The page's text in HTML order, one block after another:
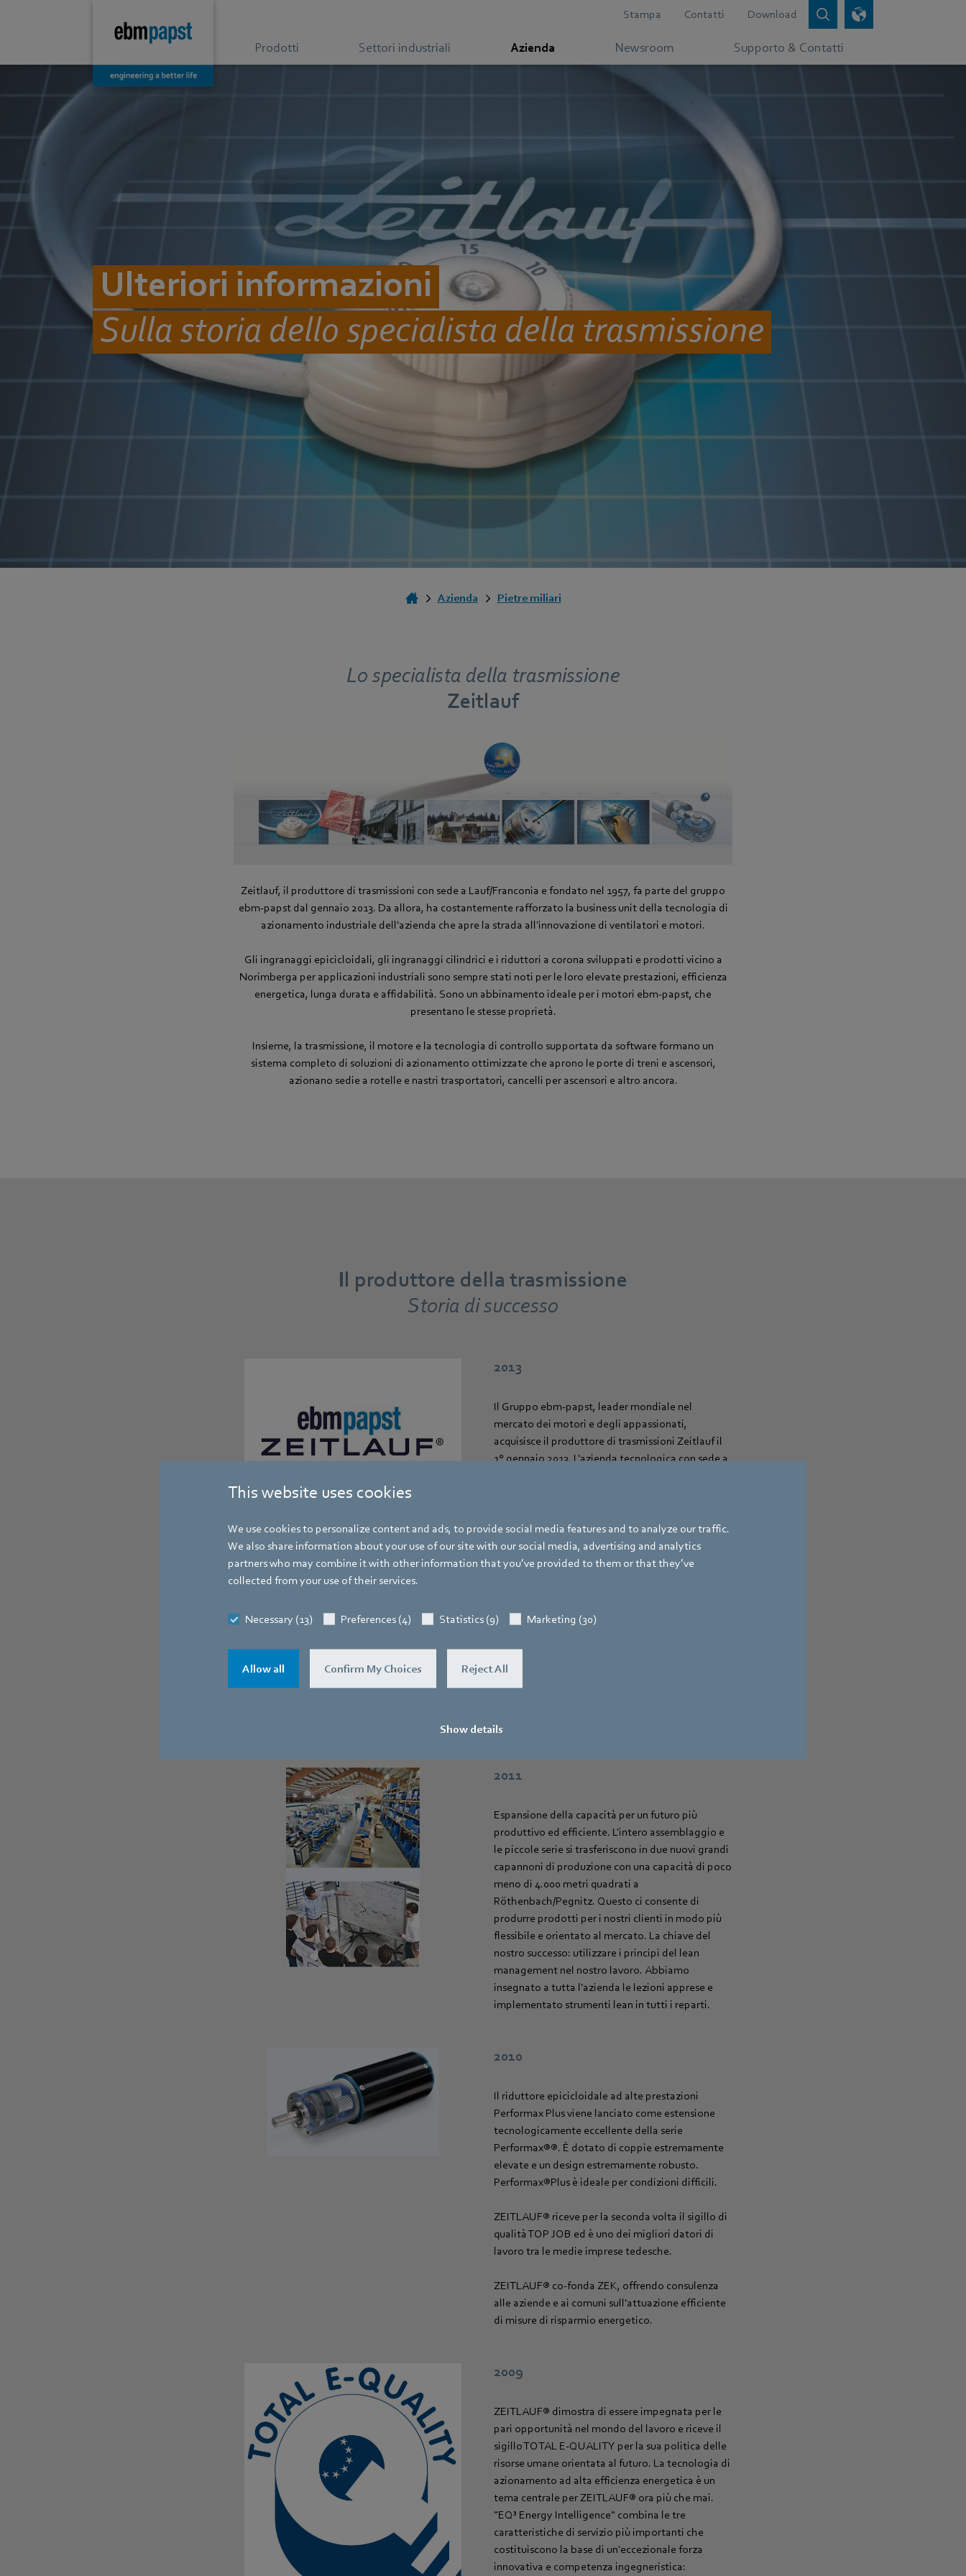
This website uses cookies
We use cookies to personalize content and ads, to provide social media features and to analyze our traffic.
We also share information about your use of our site with our social media, advertising and analytics
partners who may combine it with other information that you’ve provided to them or that they’ve
collected from your use of their services.
Necessary (13) Preferences (4) Statistics (9) Marketing (30)
Allow all Confirm My Choices Reject All
Show details
Stampa Contatti Download
Prodotti Settori industriali Azienda Newsroom Supporto & Contatti
Ulteriori informazioni
Sulla storia dello specialista della trasmissione
Azienda Pietre miliari
Lo specialista della trasmissione
Zeitlauf
Zeitlauf, il produttore di trasmissioni con sede a Lauf/Franconia e fondato nel 1957, fa parte del gruppo
ebm-papst dal gennaio 2013. Da allora, ha costantemente rafforzato la business unit della tecnologia di
azionamento industriale dell'azienda che apre la strada all'innovazione di ventilatori e motori.
Gli ingranaggi epicicloidali, gli ingranaggi cilindrici e i riduttori a corona sviluppati e prodotti vicino a
Norimberga per applicazioni industriali sono sempre stati noti per le loro elevate prestazioni, efficienza
energetica, lunga durata e affidabilità. Sono un abbinamento ideale per i motori ebm-papst, che
presentano le stesse proprietà.
Insieme, la trasmissione, il motore e la tecnologia di controllo supportata da software formano un
sistema completo di soluzioni di azionamento ottimizzate che aprono le porte di treni e ascensori,
azionano sedie a rotelle e nastri trasportatori, cancelli per ascensori e altro ancora.
Il produttore della trasmissione
Storia di successo
2013
Il Gruppo ebm-papst, leader mondiale nel
mercato dei motori e degli appassionati,
acquisisce il produttore di trasmissioni Zeitlauf il
1° gennaio 2013. L'azienda tecnologica con sede a
2012
di Kunshan, Cina. Il nostro obiettivo principale in
nei nostri settori target. Lanciamo
EtaCrown®Plus, la combinazione intelligente
ingranaggi epicicloidali.
2011
Espansione della capacità per un futuro più
produttivo ed efficiente. L'intero assemblaggio e
le piccole serie si trasferiscono in due nuovi grandi
capannoni di produzione con una capacità di poco
meno di 4.000 metri quadrati a
Röthenbach/Pegnitz. Questo ci consente di
produrre prodotti per i nostri clienti in modo più
flessibile e orientato al mercato. La chiave del
nostro successo: utilizzare i principi del lean
management nel nostro lavoro. Abbiamo
insegnato a tutta l'azienda le lezioni apprese e
implementato strumenti lean in tutti i reparti.
2010
Il riduttore epicicloidale ad alte prestazioni
Performax Plus viene lanciato come estensione
tecnologicamente eccellente della serie
Performax®®. È dotato di coppie estremamente
elevate e un design estremamente robusto.
Performax®Plus è ideale per condizioni difficili.
ZEITLAUF® riceve per la seconda volta il sigillo di
qualità TOP JOB ed è uno dei migliori datori di
lavoro tra le medie imprese tedesche.
ZEITLAUF® co-fonda ZEK, offrendo consulenza
alle aziende e ai comuni sull'attuazione efficiente
di misure di risparmio energetico.
2009
ZEITLAUF® dimostra di essere impegnata per le
pari opportunità nel mondo del lavoro e riceve il
sigillo TOTAL E-QUALITY per la sua politica delle
risorse umane orientata al futuro. La tecnologia di
azionamento ad alta efficienza energetica è un
tema centrale per ZEITLAUF® ora più che mai.
"EQ³ Energy Intelligence" combina le tre
caratteristiche di servizio più importanti che
costituiscono la base di un'eccezionale forza
innovativa e competenza ingegneristica: